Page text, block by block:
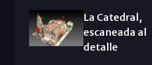
La Catedral,
escaneada al
detalle